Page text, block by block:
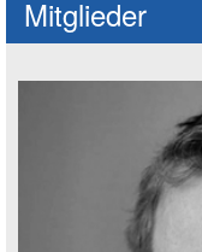
Mitglieder